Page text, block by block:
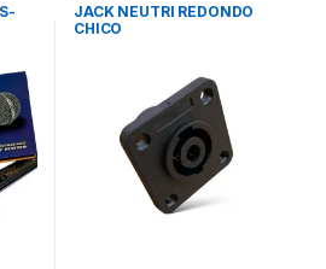
JACK NEUTRI REDONDO
CHICO